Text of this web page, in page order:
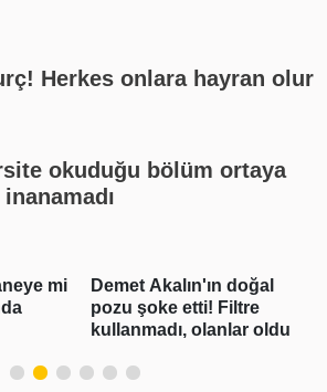
Herkes onlara hayran olur
okuduğu bölüm ortaya
mi
Demet Akalın'ın doğal
pozu şoke etti! Filtre
kullanmadı, olanlar oldu